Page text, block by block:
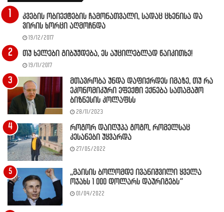
კვების ობიექტების ჩამონათვალი, სადაც ცხენისა და
ვირის ხორცი აღმოჩნდა
19/12/2017
თუ ხელები გიბუჟდება, ეს აუცილებლად წაიკითხე!
19/11/2017
მთავრობა უნდა დაფიქრდეს იმაზე, თუ რა
ეკონომიკური ეფექტი ექნება სათამაშო
ბიზნესის კოლაფსს
28/11/2023
როგორ დაიღუპა გოგო, რომელსაც
კესანები უყვარდა
27/05/2022
,,მაისის ბოლომდე ივანიშვილი ყველა
ოჯახს 1 000 დოლარს დაურიგებს”
01/04/2022